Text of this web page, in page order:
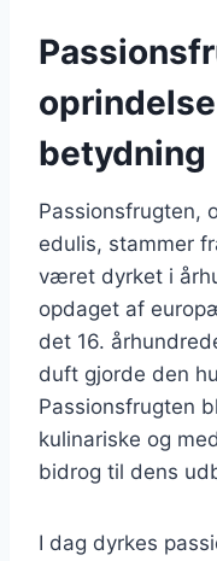
betydning
Passionsfrugten,
edulis, stammer
været dyrket i
opdaget af
det 16.
duft gjorde den
Passionsfrugten
kulinariske og
bidrog til dens
I dag dyrkes